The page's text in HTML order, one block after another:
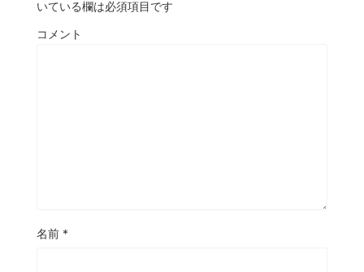
いている欄は必須項目です
コメント
名前 *